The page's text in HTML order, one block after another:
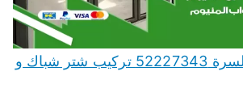
فني تركيب شتر السرة 52227343 تركيب شتر شباك و